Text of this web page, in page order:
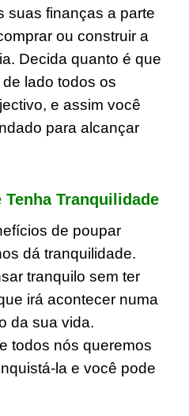
suas finanças a parte
ou construir a
Decida quanto é que
lado todos os
e assim você
para alcançar
Tenha Tranquilidade
de poupar
dá tranquilidade.
tranquilo sem ter
irá acontecer numa
da sua vida.
todos nós queremos
la e você pode